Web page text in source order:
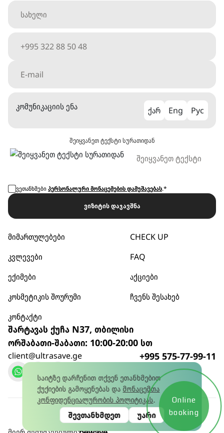
საიტზე დარჩენით თქვენ ეთანხმებით
ქუქიების გამოყენებას და მონაცემთა
კონფიდენციალურობის პოლიტიკას.
შევთანხმდეთ უარი
კომუნიკაციის ენა ქარ Eng Рус
შეიყვანეთ ტექსტი სურათიდან
ვეთანხმებიპერსონალური მონაცემების დამუშავებას.*
ვიზიტის დაჯავშნა
მიმართულებები
CHECK UP
კვლევები
FAQ
ექიმები
აქციები
კოსმეტიკის შოურუმი
ჩვენს შესახებ
კონტაქტი
შარტავას ქუჩა N37, თბილისი
ორშაბათი-შაბათი: 10:00-20:00 სთ
client@ultrasave.ge +995 575-77-99-11
დარეკვა
კონფიდენციალურობის პოლიტიკა© 2026
წლის 15 იანვრის No445581628 ლიცენზია
Online
booking